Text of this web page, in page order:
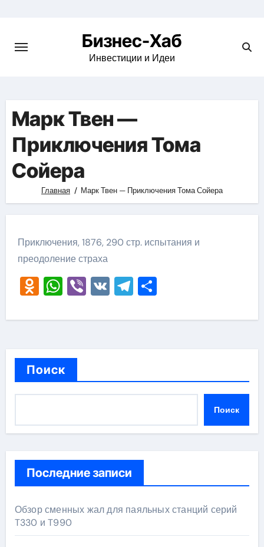
content
Бизнес-Хаб
Инвестиции и Идеи
Марк Твен —
Приключения Тома
Сойера
Главная Марк Твен — Приключения Тома Сойера
Приключения, 1876, 290 стр. испытания и
преодоление страха
Odnoklassniki
WhatsApp
Viber
VKTelegram
Отправить
Поиск
Поиск
Последние записи
Обзор сменных жал для паяльных станций серий
T330 и T990